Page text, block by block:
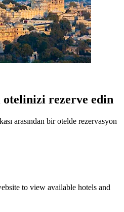
otelinizi rezerve edin
arasından bir otelde rezervasyon
to view available hotels and